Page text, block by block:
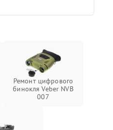
Ремонт цифрового
бинокля Veber NVB
007